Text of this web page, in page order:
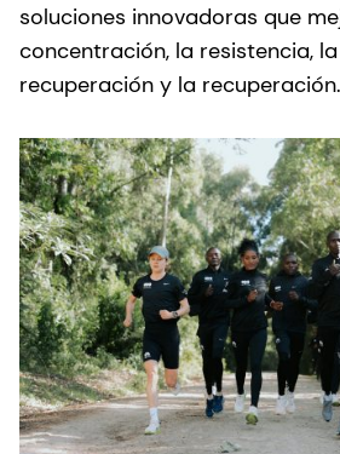
soluciones innovadoras que
concentración, la resistencia,
recuperación y la recuperación.